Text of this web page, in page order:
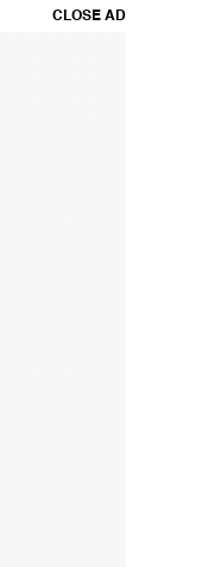
CLOSE AD